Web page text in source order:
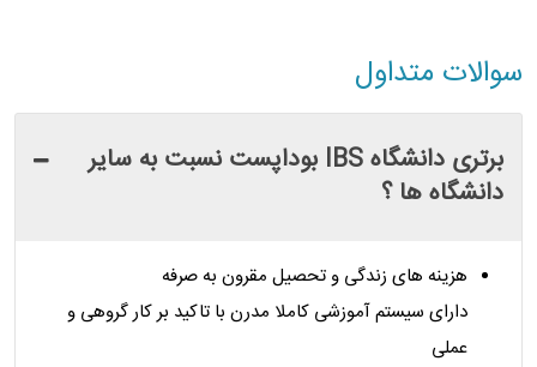
سوالات متداول
برتری دانشگاه IBS بوداپست نسبت به سایر
دانشگاه ها ؟
هزینه های زندگی و تحصیل مقرون به صرفه
دارای سیستم آموزشی کاملا مدرن با تاکید بر کار گروهی و
عملی